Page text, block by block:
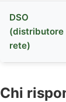
DSO
(distributore
rete)
Chi